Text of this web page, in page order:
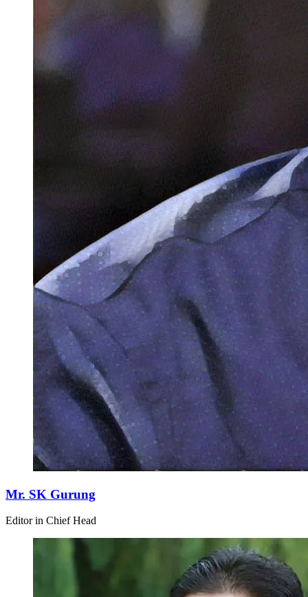
Mr. SK Gurung
Editor in Chief Head